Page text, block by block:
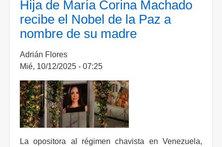
también
apunta
a
exprimer
ministro
en
Noruega
Hija de María Corina Machado
recibe el Nobel de la Paz a
nombre de su madre
Adrián Flores
Mié, 10/12/2025 - 07:25
La opositora al régimen chavista en Venezuela,